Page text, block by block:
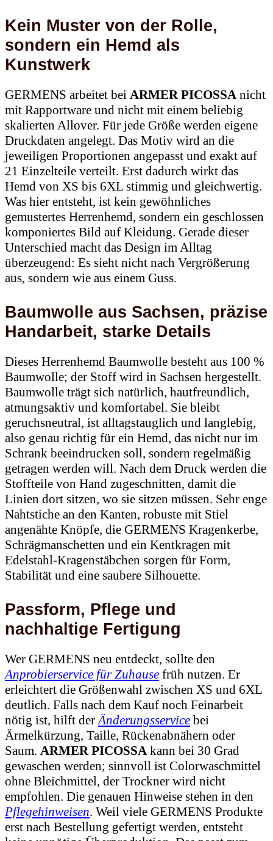
Kein Muster von der Rolle,
sondern ein Hemd als
Kunstwerk
GERMENS arbeitet bei ARMER PICOSSA nicht
mit Rapportware und nicht mit einem beliebig
skalierten Allover. Für jede Größe werden eigene
Druckdaten angelegt. Das Motiv wird an die
jeweiligen Proportionen angepasst und exakt auf
21 Einzelteile verteilt. Erst dadurch wirkt das
Hemd von XS bis 6XL stimmig und gleichwertig.
Was hier entsteht, ist kein gewöhnliches
gemustertes Herrenhemd, sondern ein geschlossen
komponiertes Bild auf Kleidung. Gerade dieser
Unterschied macht das Design im Alltag
überzeugend: Es sieht nicht nach Vergrößerung
aus, sondern wie aus einem Guss.
Baumwolle aus Sachsen, präzise
Handarbeit, starke Details
Dieses Herrenhemd Baumwolle besteht aus 100 %
Baumwolle; der Stoff wird in Sachsen hergestellt.
Baumwolle trägt sich natürlich, hautfreundlich,
atmungsaktiv und komfortabel. Sie bleibt
geruchsneutral, ist alltagstauglich und langlebig,
also genau richtig für ein Hemd, das nicht nur im
Schrank beeindrucken soll, sondern regelmäßig
getragen werden will. Nach dem Druck werden die
Stoffteile von Hand zugeschnitten, damit die
Linien dort sitzen, wo sie sitzen müssen. Sehr enge
Nahtstiche an den Kanten, robuste mit Stiel
angenähte Knöpfe, die GERMENS Kragenkerbe,
Schrägmanschetten und ein Kentkragen mit
Edelstahl-Kragenstäbchen sorgen für Form,
Stabilität und eine saubere Silhouette.
Passform, Pflege und
nachhaltige Fertigung
Wer GERMENS neu entdeckt, sollte den
Anprobierservice für Zuhause früh nutzen. Er
erleichtert die Größenwahl zwischen XS und 6XL
deutlich. Falls nach dem Kauf noch Feinarbeit
nötig ist, hilft derÄnderungsservice bei
Ärmelkürzung, Taille, Rückenabnähern oder
Saum. ARMER PICOSSA kann bei 30 Grad
gewaschen werden; sinnvoll ist Colorwaschmittel
ohne Bleichmittel, der Trockner wird nicht
empfohlen. Die genauen Hinweise stehen in den
Pflegehinweisen. Weil viele GERMENS Produkte
erst nach Bestellung gefertigt werden, entsteht